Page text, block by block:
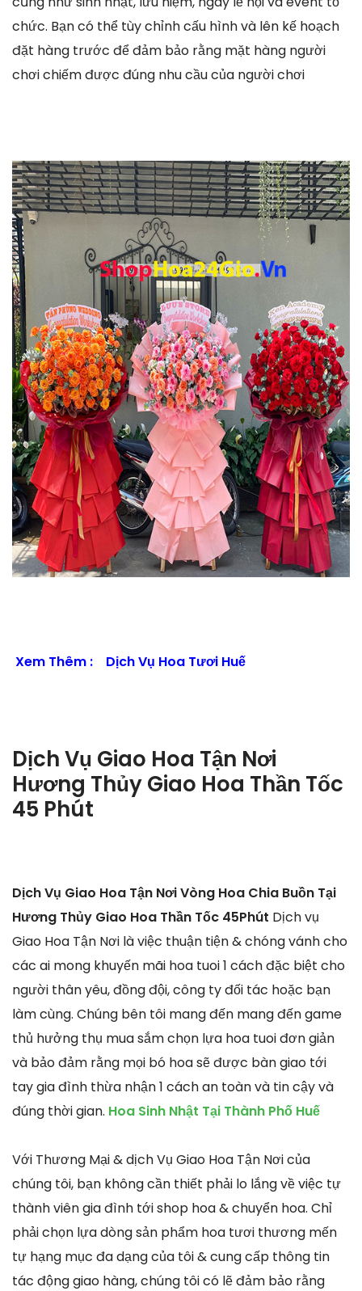
chức. Bạn có thể tùy chỉnh cấu hình và lên kế hoạch
đặt hàng trước để đảm bảo rằng mặt hàng người
chơi chiếm được đúng nhu cầu của người chơi
Xem Thêm : Dịch Vụ Hoa Tươi Huế
Dịch Vụ Giao Hoa Tận Nơi
Hương Thủy Giao Hoa Thần Tốc
45 Phút
Dịch Vụ Giao Hoa Tận Nơi Vòng Hoa Chia Buồn Tại
Hương Thủy Giao Hoa Thần Tốc 45Phút Dịch vụ
Giao Hoa Tận Nơi là việc thuận tiện & chóng vánh cho
các ai mong khuyến mãi hoa tuoi 1 cách đặc biệt cho
người thân yêu, đồng đội, công ty đối tác hoặc bạn
làm cùng. Chúng bên tôi mang đến mang đến game
thủ hưởng thụ mua sắm chọn lựa hoa tuoi đơn giản
và bảo đảm rằng mọi bó hoa sẽ được bàn giao tới
tay gia đình thừa nhận 1 cách an toàn và tin cậy và
đúng thời gian. Hoa Sinh Nhật Tại Thành Phố Huế
Với Thương Mại & dịch Vụ Giao Hoa Tận Nơi của
chúng tôi, bạn không cần thiết phải lo lắng về việc tự
thành viên gia đình tới shop hoa & chuyển hoa. Chỉ
phải chọn lựa dòng sản phẩm hoa tươi thương mến
tự hạng mục đa dạng của tôi & cung cấp thông tin
tác động giao hàng, chúng tôi có lẽ đảm bảo rằng